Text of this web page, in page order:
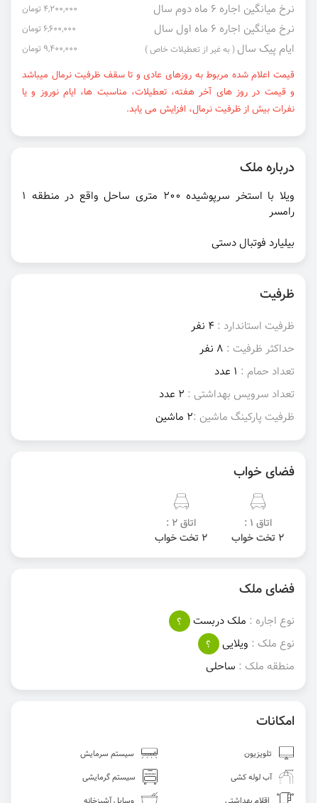
نرخ میانگین اجاره ۶ ماه دوم سال 4,200,000 تومان
نرخ میانگین اجاره ۶ ماه اول سال 6,600,000 تومان
ایام پیک سال ( به غیر از تعطیلات خاص ) 9,400,000 تومان
قیمت اعلام شده مربوط به روزهای عادی و تا سقف ظرفیت نرمال میباشد
و قیمت در روز های آخر هفته، تعطیلات، مناسبت ها، ایام نوروز و یا
نفرات بیش از ظرفیت نرمال، افزایش می یابد.
درباره ملک
ویلا با استخر سرپوشیده ۲۰۰ متری ساحل واقع در منطقه ۱
رامسر
بیلیارد فوتبال دستی
ظرفیت
ظرفیت استاندارد : 4 نفر
حداکثر ظرفیت : 8 نفر
تعداد حمام : 1 عدد
تعداد سرویس بهداشتی : 2 عدد
ظرفیت پارکینگ ماشین :2 ماشین
فضای خواب
اتاق 1 :
2 تخت خواب
اتاق 2 :
2 تخت خواب
فضای ملک
نوع اجاره : ملک دربست
؟
نوع ملک : ویلایی
؟
منطقه ملک : ساحلی
امکانات
تلویزیون
سیستم سرمایش
آب لوله کشی
سیستم گرمایشی